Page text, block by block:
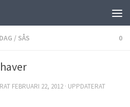
/ SÅS 0
FEBRUARI 22, 2012 · UPPDATERAT